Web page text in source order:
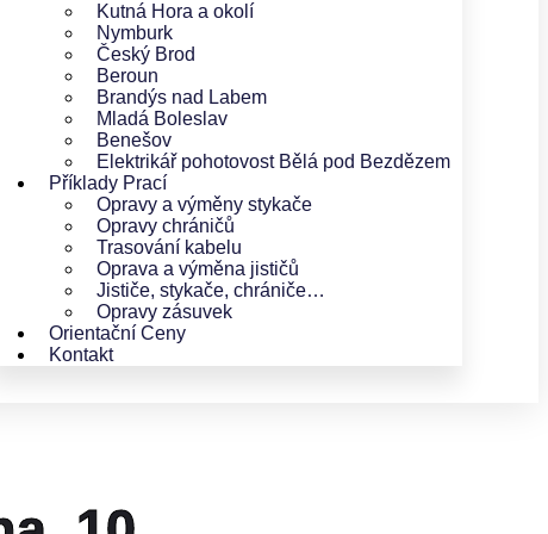
Kutná Hora a okolí
Nymburk
Český Brod
Beroun
Brandýs nad Labem
Mladá Boleslav
Benešov
Elektrikář pohotovost Bělá pod Bezdězem
Příklady Prací
Opravy a výměny stykače
Opravy chráničů
Trasování kabelu
Oprava a výměna jističů
Jističe, stykače, chrániče…
Opravy zásuvek
Orientační Ceny
Kontakt